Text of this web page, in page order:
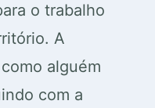
o trabalho
A
alguém
com a